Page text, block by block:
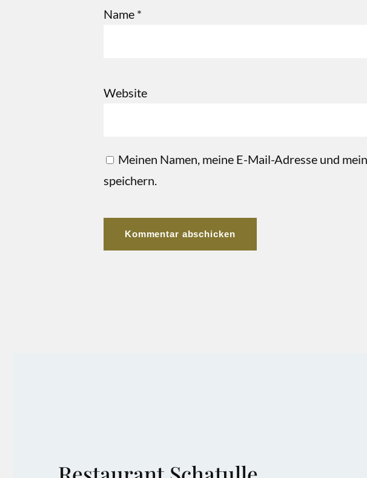
Name *
Website
Meinen Namen, meine E-Mail-Adresse und
speichern.